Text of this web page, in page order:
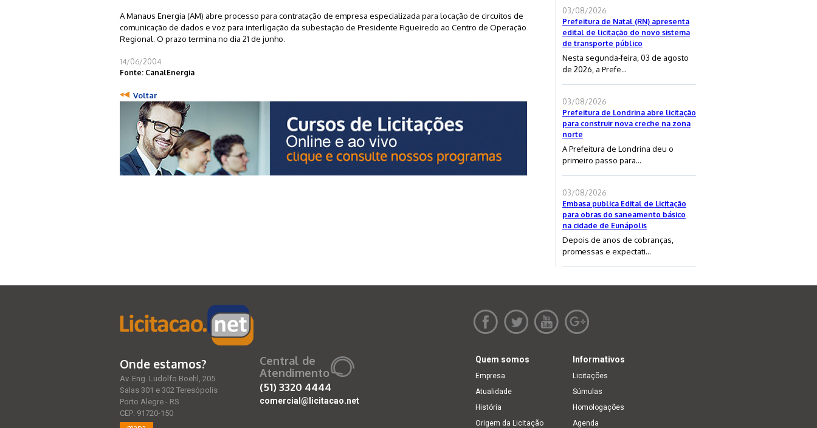
A Manaus Energia (AM) abre processo para contratação de empresa especializada para locação de circuitos de
comunicação de dados e voz para interligação da subestação de Presidente Figueiredo ao Centro de Operação
Regional. O prazo termina no dia 21 de junho.
14/06/2004
Fonte: CanalEnergia
Voltar
03/08/2026
Prefeitura de Natal (RN) apresenta
edital de licitação do novo sistema
de transporte público
Nesta segunda-feira, 03 de agosto
de 2026, a Prefe...
03/08/2026
Prefeitura de Londrina abre licitação
para construir nova creche na zona
norte
A Prefeitura de Londrina deu o
primeiro passo para...
03/08/2026
Embasa publica Edital de Licitação
para obras do saneamento básico
na cidade de Eunápolis
Depois de anos de cobranças,
promessas e expectati...
Onde estamos?
Av. Eng. Ludolfo Boehl, 205
Salas 301 e 302 Teresópolis
Porto Alegre - RS
CEP: 91720-150
Central de
Atendimento
(51)3320 4444
comercial@licitacao.net
Quem somos
Empresa
Atualidade
História
Origem da Licitação
Informativos
Licitações
Súmulas
Homologações
Agenda